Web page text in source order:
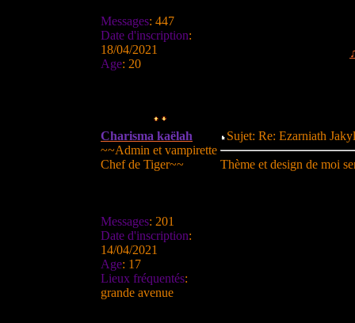
Messages: 447
Date d'inscription:
18/04/2021
Age: 20
Charisma kaëlah
~~Admin et vampirette
Chef de Tiger~~
Messages: 201
Date d'inscription:
14/04/2021
Age: 17
Lieux fréquentés:
grande avenue
Sujet: Re: Ezarniath
Thème et design de moi